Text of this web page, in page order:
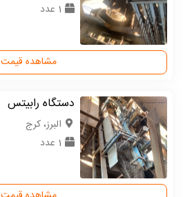
1 عدد
مشاهده قیمت
دستگاه رابیتس
البرز، کرج
1 عدد